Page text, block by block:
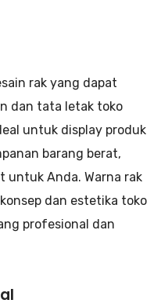
rak yang dapat
dan tata letak toko
untuk display produk
barang berat,
untuk Anda. Warna rak
dan estetika toko
profesional dan